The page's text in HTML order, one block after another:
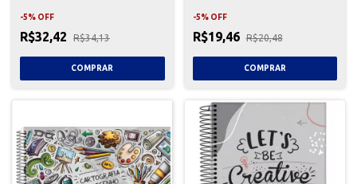
-5% OFF
R$32,42 R$34,13
-5% OFF
R$19,46 R$20,48